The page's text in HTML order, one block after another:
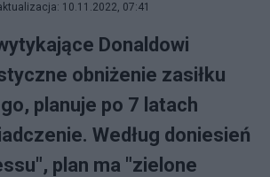
10.11.2022, 07:41
Donaldowi
obniżenie zasiłku
planuje po 7 latach
Według doniesień
plan ma "zielone